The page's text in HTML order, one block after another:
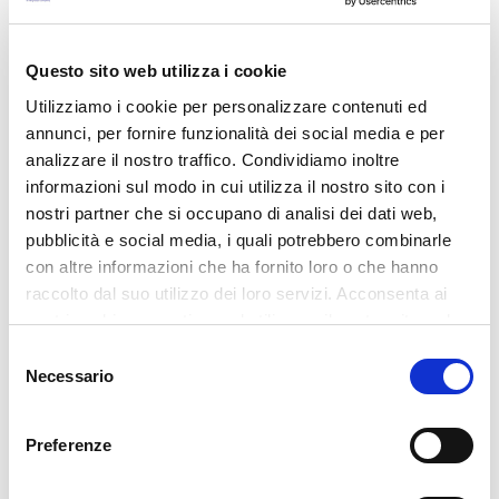
Questo sito web utilizza i cookie
Utilizziamo i cookie per personalizzare contenuti ed
annunci, per fornire funzionalità dei social media e per
analizzare il nostro traffico. Condividiamo inoltre
informazioni sul modo in cui utilizza il nostro sito con i
nostri partner che si occupano di analisi dei dati web,
pubblicità e social media, i quali potrebbero combinarle
con altre informazioni che ha fornito loro o che hanno
raccolto dal suo utilizzo dei loro servizi. Acconsenta ai
nostri cookie se continua ad utilizzare il nostro sito web.
delNecessario
Preferenze
Quaderno di
Campagna Digitale:
da obbligo
normativo a
opportunità per le
aziende vitivinicole
21 Luglio 2026
Evento Apra 2026
6 Luglio 2026